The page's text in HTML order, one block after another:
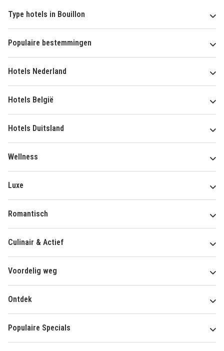
Type hotels in Bouillon
Populaire bestemmingen
Hotels Nederland
Hotels België
Hotels Duitsland
Wellness
Luxe
Romantisch
Culinair & Actief
Voordelig weg
Ontdek
Populaire Specials